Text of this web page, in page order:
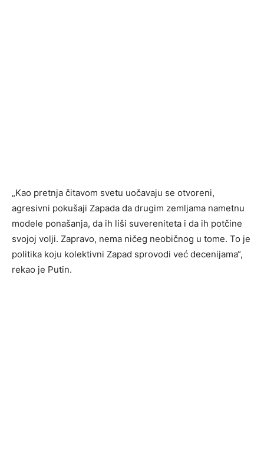
„Kao pretnja čitavom svetu uočavaju se otvoreni,
agresivni pokušaji Zapada da drugim zemljama nametnu
modele ponašanja, da ih liši suvereniteta i da ih potčine
svojoj volji. Zapravo, nema ničeg neobičnog u tome. To je
politika koju kolektivni Zapad sprovodi već decenijama“,
rekao je Putin.